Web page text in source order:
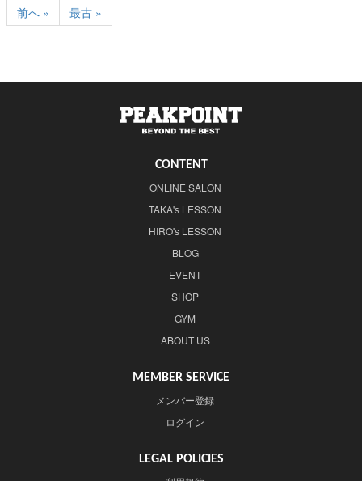
前へ »
最古 »
CONTENT
ONLINE SALON
TAKA's LESSON
HIRO's LESSON
BLOG
EVENT
SHOP
GYM
ABOUT US
MEMBER SERVICE
メンバー登録
ログイン
LEGAL POLICIES